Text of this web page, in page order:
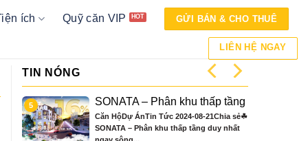
ích Quỹ căn VIP GỬI BÁN & CHO THUÊ
LIÊN HỆ NGAY
TIN NÓNG
5
SONATA – Phân khu thấp tầng
duy nhất ngay sông đồng bộ
đẳng cấp và khác biệt, GIÁ TRỊ
TRUYỀN ĐỜI.
Căn HộDự ÁnTin Tức 2024-08-21Chia sẻ☘
SONATA – Phân khu thấp tầng duy nhất